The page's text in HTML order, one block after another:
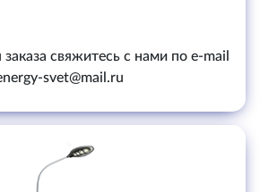
свяжитесь с нами по e-mail
svet@mail.ru